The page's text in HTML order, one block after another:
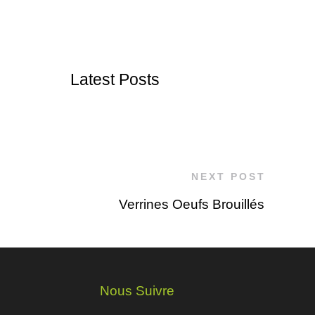
Latest Posts
NEXT POST
Verrines Oeufs Brouillés
Nous Suivre